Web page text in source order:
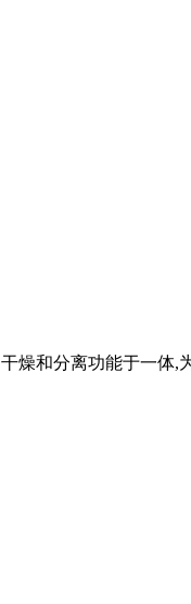
燥和分离功能于一